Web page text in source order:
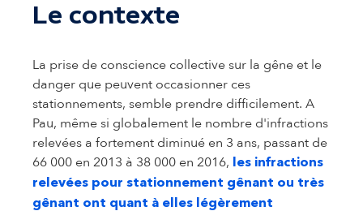
Le contexte
La prise de conscience collective sur la gêne et le
danger que peuvent occasionner ces
stationnements, semble prendre difficilement. A
Pau, même si globalement le nombre d'infractions
relevées a fortement diminué en 3 ans, passant de
66 000 en 2013 à 38 000 en 2016,
les infractions
relevées pour stationnement gênant ou très
gênant ont quant à elles légèrement